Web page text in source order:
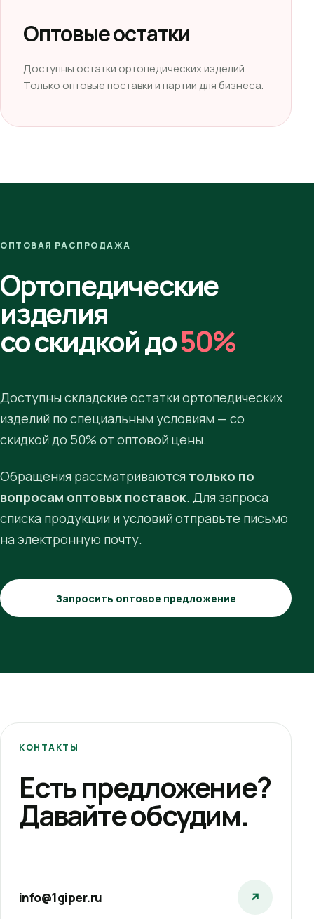
Оптовые остатки
Доступны остатки ортопедических изделий.
Только оптовые поставки и партии для бизнеса.
ОПТОВАЯ РАСПРОДАЖА
Ортопедические
изделия
со скидкой до50%
Доступны складские остатки ортопедических
изделий по специальным условиям — со
скидкой до 50% от оптовой цены.
Обращения рассматриваются только по
вопросам оптовых поставок. Для запроса
списка продукции и условий отправьте письмо
на электронную почту.
Запросить оптовое предложение
КОНТАКТЫ
Есть предложение?
Давайте обсудим.
info@1giper.ru ↗